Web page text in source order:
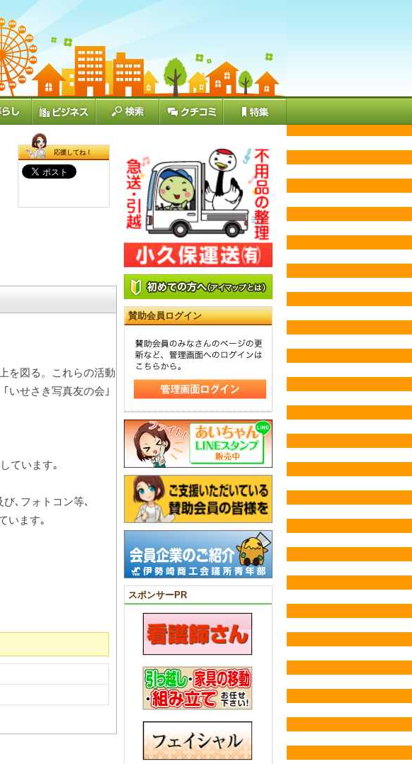
応援してね！
を図る。これらの活動
いせさき写真友の会｣
ています｡
､フォトコン等､
います｡
賛助会員ログイン
スポンサーPR